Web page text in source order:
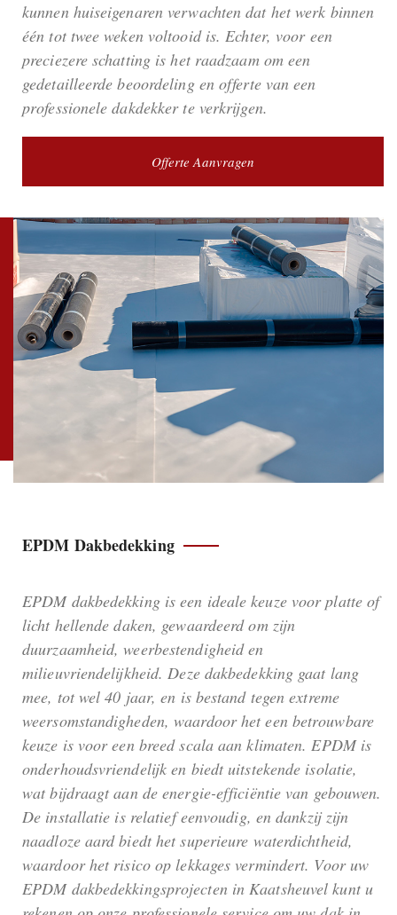
kunnen huiseigenaren verwachten dat het werk binnen
één tot twee weken voltooid is. Echter, voor een
preciezere schatting is het raadzaam om een
gedetailleerde beoordeling en offerte van een
professionele dakdekker te verkrijgen.
Offerte Aanvragen
EPDM Dakbedekking
EPDM dakbedekking is een ideale keuze voor platte of
licht hellende daken, gewaardeerd om zijn
duurzaamheid, weerbestendigheid en
milieuvriendelijkheid. Deze dakbedekking gaat lang
mee, tot wel 40 jaar, en is bestand tegen extreme
weersomstandigheden, waardoor het een betrouwbare
keuze is voor een breed scala aan klimaten. EPDM is
onderhoudsvriendelijk en biedt uitstekende isolatie,
wat bijdraagt aan de energie-efficiëntie van gebouwen.
De installatie is relatief eenvoudig, en dankzij zijn
naadloze aard biedt het superieure waterdichtheid,
waardoor het risico op lekkages vermindert. Voor uw
EPDM dakbedekkingsprojecten in Kaatsheuvel kunt u